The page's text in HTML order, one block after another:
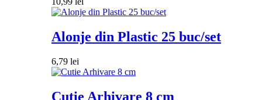
Alonje din Plastic 25 buc/set
6,79 lei
Cutie Arhivare 8 cm